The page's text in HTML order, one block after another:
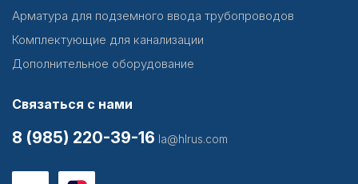
Арматура для подземного ввода трубопроводов
Комплектующие для канализации
Дополнительное оборудование
Связаться с нами
8 (985) 220-39-16 la@hlrus.com